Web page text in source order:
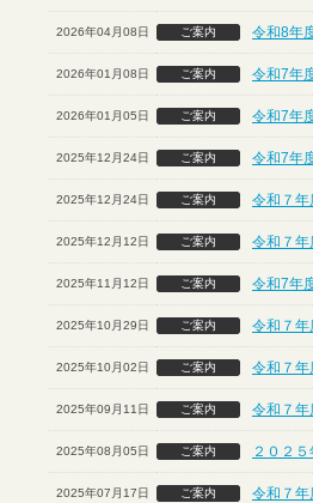
2026年04月08日 ご案内 令和8年
2026年01月08日 ご案内 令和7年
2026年01月05日 ご案内 令和7年
2025年12月24日 ご案内 令和7年
2025年12月24日 ご案内 令和７年
2025年12月12日 ご案内 令和７年
2025年11月12日 ご案内 令和7年
2025年10月29日 ご案内 令和７年
2025年10月02日 ご案内 令和７年
2025年09月11日 ご案内 令和７年
2025年08月05日 ご案内 ２０２
2025年07月17日 ご案内 令和７年